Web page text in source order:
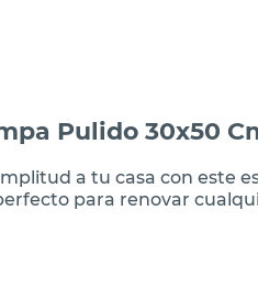
Pulido 30x50
a tu casa con este
para renovar